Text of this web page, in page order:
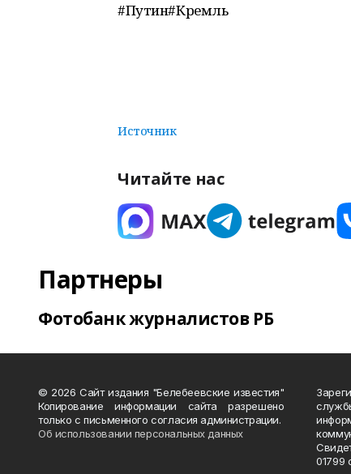
#Путин#Кремль
Источник
Читайте нас
Партнеры
Фотобанк журналистов РБ
© 2026 Сайт издания "Белебеевские известия"
Копирование информации сайта разрешено
только с письменного согласия администрации.
Об использовании персональных данных
01799